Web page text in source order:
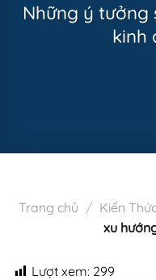
Những ý tưởng
kinh
Trang chủ / Kiến
xu
Lượt xem: 299